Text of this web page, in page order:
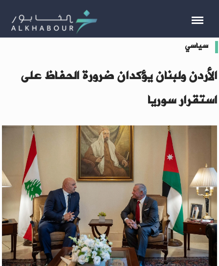
سياسي
الأردن ولبنان يؤكدان ضرورة الحفاظ على
استقرار سوريا